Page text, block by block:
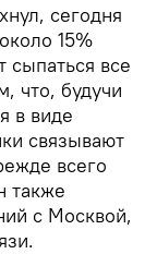
сегодня
15%
сыпаться все
что, будучи
в виде
связывают
всего
также
с Москвой,